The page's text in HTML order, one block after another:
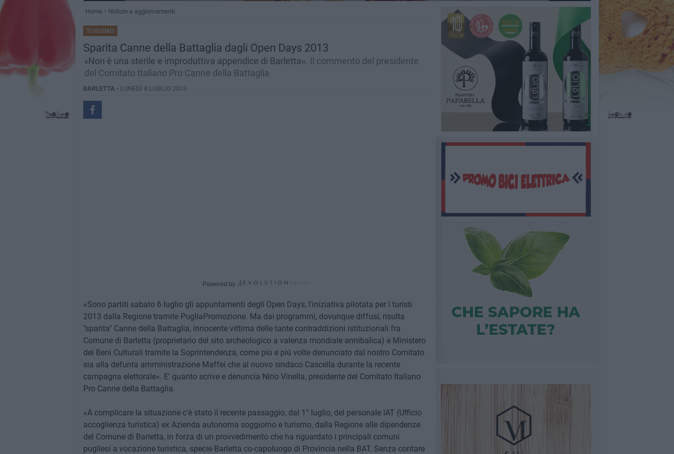
Home Notizie e aggiornamenti
TURISMO
Sparita Canne della Battaglia dagli Open Days 2013
«Non è una sterile e improduttiva appendice di Barletta». Il commento del presidente
del Comitato Italiano Pro Canne della Battaglia
BARLETTA - LUNEDÌ 8 LUGLIO 2013
Powered by
«Sono partiti sabato 6 luglio gli appuntamenti degli Open Days, l'iniziativa pilotata per i turisti
2013 dalla Regione tramite PugliaPromozione. Ma dai programmi, dovunque diffusi, risulta
"sparita" Canne della Battaglia, innocente vittima delle tante contraddizioni istituzionali fra
Comune di Barletta (proprietario del sito archeologico a valenza mondiale annibalica) e Ministero
dei Beni Culturali tramite la Soprintendenza, come più e più volte denunciato dal nostro Comitato
sia alla defunta amministrazione Maffei che al nuovo sindaco Cascella durante la recente
campagna elettorale». E' quanto scrive e denuncia Nino Vinella, presidente del Comitato Italiano
Pro Canne della Battaglia.
«A complicare la situazione c'è stato il recente passaggio, dal 1° luglio, del personale IAT (Ufficio
accoglienza turistica) ex Azienda autonoma soggiorno e turismo, dalla Regione alle dipendenze
del Comune di Barletta, in forza di un provvedimento che ha riguardato i principali comuni
pugliesi a vocazione turistica, specie Barletta co-capoluogo di Provincia nella BAT. Senza contare